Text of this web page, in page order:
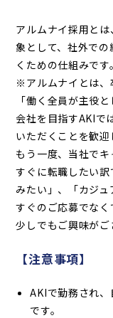
採用の流れ/募
院卒・大卒・高
高卒
キャリア採用
期間社員
成長支援環境
人材育成/研修
度
職場紹介/海外拠
アルムナイ採用と
象として、社外で
くための仕組みです。
※アルムナイとは、
「働く全員が主役
会社を目指すAKIで
いただくことを歓迎
もう一度、当社で
すぐに転職したい
みたい」、「カジ
すぐのご応募でなく
少しでもご興味がご
【注意事項】
AKIで勤務され
です。